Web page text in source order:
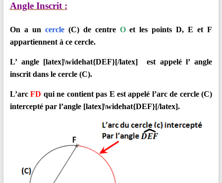
Angle Inscrit :
On a un cercle(C) de centre Oet les points D, E et F
appartiennent à ce cercle.
L’ angle [latex]\widehat{DEF}[/latex] est appelé l’ angle
inscrit dans le cercle (C).
L’arcFD qui ne contientpas E est appelé l’arc de cercle (C)
intercepté par l’angle [latex]\widehat{DEF}[/latex].